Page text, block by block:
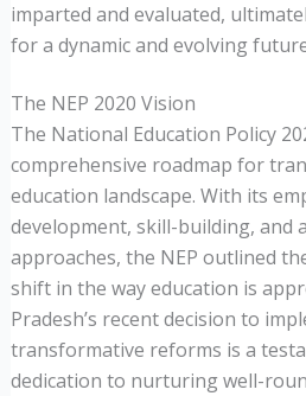
imparted and evaluated,
for a dynamic and evolving
The NEP 2020 Vision
The National Education Policy
comprehensive roadmap for
education landscape. With its
development, skill-building, and
approaches, the NEP outlined
shift in the way education is
Pradesh’s recent decision to
transformative reforms is a
dedication to nurturing well-